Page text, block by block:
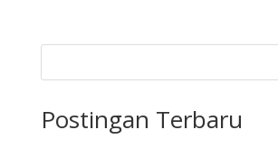
Postingan Terbaru